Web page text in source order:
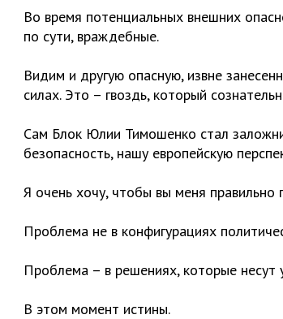
Во время потенциальных внешних
по сути, враждебные.
Видим и другую опасную, извне
силах. Это – гвоздь, который
Сам Блок Юлии Тимошенко стал
безопасность, нашу европейскую
Я очень хочу, чтобы вы меня правильно
Проблема не в конфигурациях
Проблема – в решениях, которые несут
В этом момент истины.